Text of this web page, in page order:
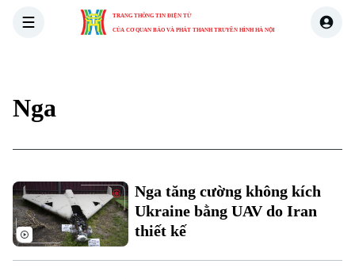
TRANG THÔNG TIN ĐIỆN TỬ
CỦA CƠ QUAN BÁO VÀ PHÁT THANH TRUYỀN HÌNH HÀ NỘI
Nga
Nga tăng cường không kích
Ukraine bằng UAV do Iran
thiết kế